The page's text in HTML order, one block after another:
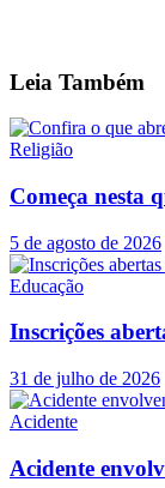
Leia Também
Religião
Começa nesta
5 de agosto de 2026
Educação
Inscrições
31 de julho de 2026
Acidente
Acidente